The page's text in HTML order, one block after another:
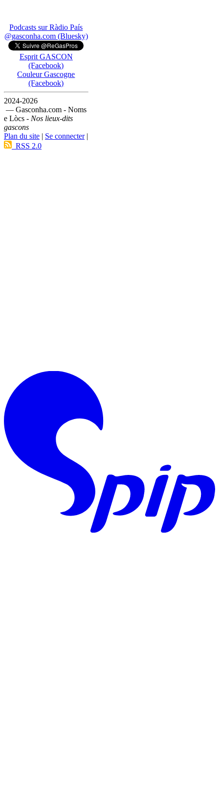
Podcasts sur Ràdio País
@gasconha.com (Bluesky)
Esprit GASCON
(Facebook)
Couleur Gascogne
(Facebook)
2024-2026
— Gasconha.com - Noms
e Lòcs - Nos lieux-dits
gascons
Plan du site | Se connecter|
RSS 2.0